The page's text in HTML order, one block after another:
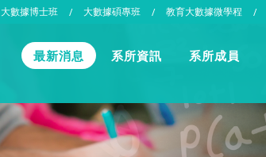
大數據博士班 / 大數據碩專班 / 教育大數據微學程 /
最新消息 系所資訊 系所成員